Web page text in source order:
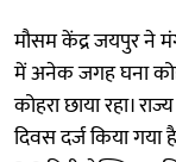
मौसम केंद्र जयपुर ने
में अनेक जगह घना
कोहरा छाया रहा।
दिवस दर्ज किया गया